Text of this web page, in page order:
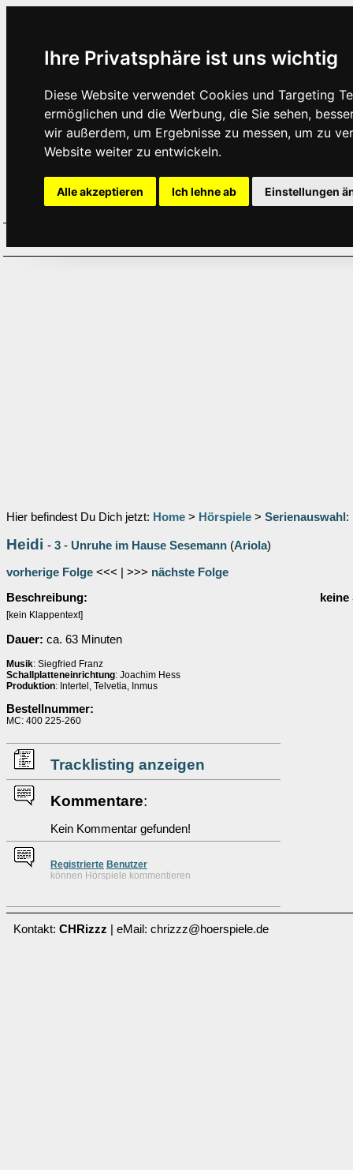
Ihre Privatsphäre ist uns wichtig
Diese Website verwendet Cookies und Targeting
ermöglichen und die Werbung, die Sie sehen,
wir außerdem, um Ergebnisse zu messen, um zu
Website weiter zu entwickeln.
Alle akzeptieren Ich lehne ab Einstellungen
Hier befindest Du Dich jetzt: Home > Hörspiele > Serienauswahl :
Heidi - 3 - Unruhe im Hause Sesemann (Ariola)
vorherige Folge <<< | >>> nächste Folge
Beschreibung:
[kein Klappentext]
Dauer: ca. 63 Minuten
Musik: Siegfried Franz
Schallplatteneinrichtung: Joachim Hess
Produktion: Intertel, Telvetia, Inmus
Bestellnummer:
MC: 400 225-260
Tracklisting anzeigen
Kommentare:
Kein Kommentar gefunden!
Registrierte Benutzer
können Hörspiele kommentieren
Kontakt: CHRizzz | eMail: chrizzz@hoerspiele.de